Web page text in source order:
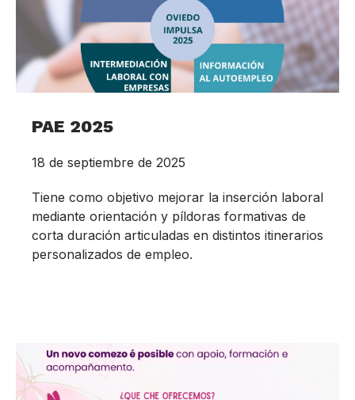
PAE 2025
18 de septiembre de 2025
Tiene como objetivo mejorar la inserción laboral
mediante orientación y píldoras formativas de
corta duración articuladas en distintos itinerarios
personalizados de empleo.